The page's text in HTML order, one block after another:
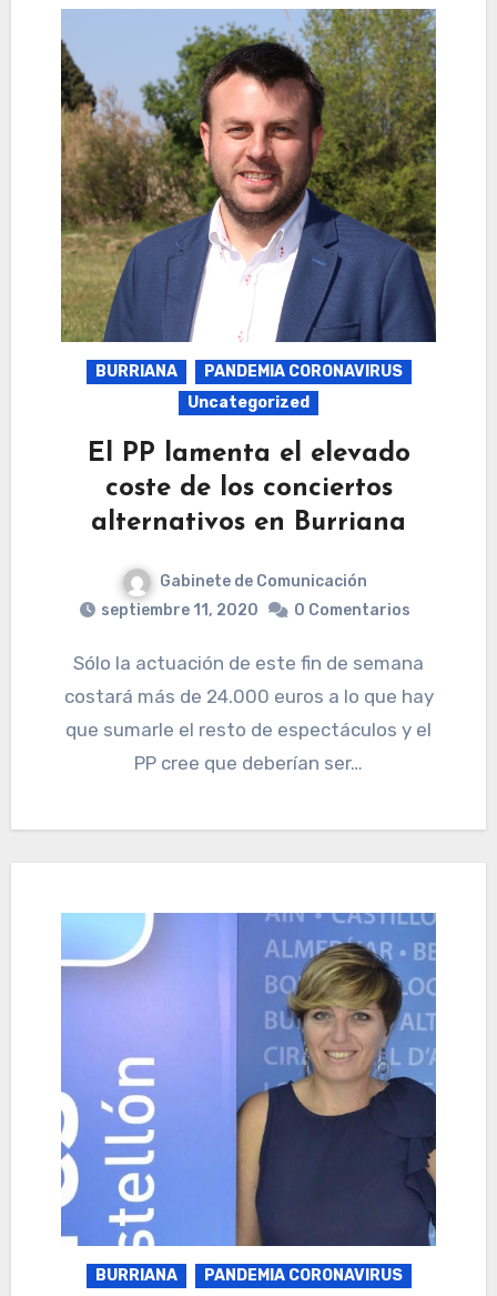
BURRIANA
PANDEMIA CORONAVIRUS
Uncategorized
El PP lamenta el elevado
coste de los conciertos
alternativos en Burriana
Gabinete de Comunicación
septiembre 11, 2020
0 Comentarios
Sólo la actuación de este fin de semana
costará más de 24.000 euros a lo que hay
que sumarle el resto de espectáculos y el
PP cree que deberían ser…
BURRIANA PANDEMIA CORONAVIRUS